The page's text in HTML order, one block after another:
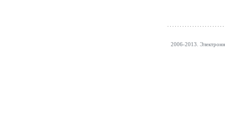
2006-2013.